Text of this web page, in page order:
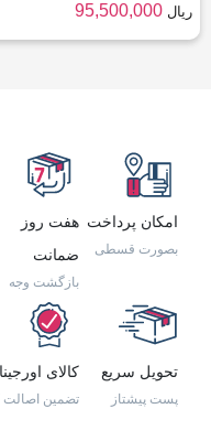
95,500,000 ریال
امکان پرداخت
بصورت قسطی
هفت روز
ضمانت
بازگشت وجه
تحویل سریع
پست پیشتاز
کالای
تضمین اصالت